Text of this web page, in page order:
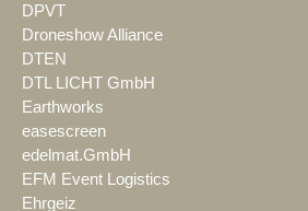
DPVT
Droneshow Alliance
DTEN
DTL LICHT GmbH
Earthworks
easescreen
edelmat.GmbH
EFM Event Logistics
Ehrgeiz